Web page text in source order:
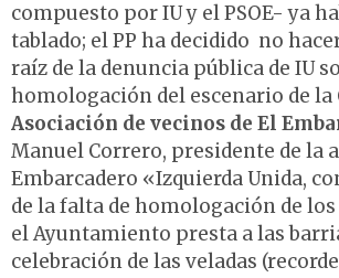
compuesto por IU y el PSOE- ya
tablado; el PP ha decidido no
raíz de la denuncia pública de IU
homologación del escenario de la
Asociación de vecinos de El
Manuel Correro, presidente de la
Embarcadero «Izquierda Unida,
de la falta de homologación de
el Ayuntamiento presta a las
celebración de las veladas